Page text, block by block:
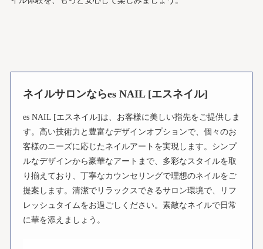
ネイルサロンならes NAIL [エスネイル]
es NAIL [エスネイル]は、お客様に美しい指先をご提供しま
す。高い技術力と豊富なデザインオプションで、個々のお
客様のニーズに応じたネイルアートを実現します。シンプ
ルなデザインから豪華なアートまで、多彩なスタイルを取
り揃えており、丁寧なカウンセリングで理想のネイルをご
提案します。清潔でリラックスできるサロン環境で、リフ
レッシュタイムをお過ごしください。素敵なネイルで日常
に華を添えましょう。